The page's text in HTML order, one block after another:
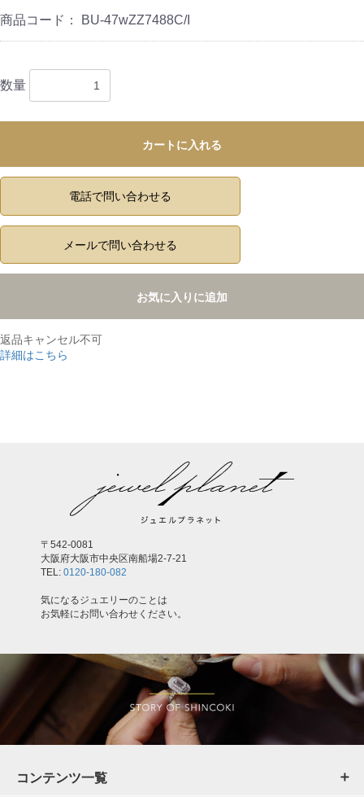
商品コード： BU-47wZZ7488C/I
数量
カートに入れる
電話で問い合わせる
メールで問い合わせる
お気に入りに追加
返品キャンセル不可
詳細はこちら
〒542-0081
大阪府大阪市中央区南船場2-7-21
TEL: 0120-180-082
気になるジュエリーのことは
お気軽にお問い合わせください。
コンテンツ一覧